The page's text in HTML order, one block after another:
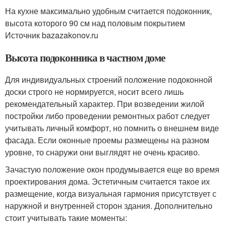
На кухне максимально удобным считается подоконник,
высота которого 90 см над половым покрытием
Источник bazazakonov.ru
Высота подоконника в частном доме
Для индивидуальных строений положение подоконной
доски строго не нормируется, носит всего лишь
рекомендательный характер. При возведении жилой
постройки либо проведении ремонтных работ следует
учитывать личный комфорт, но помнить о внешнем виде
фасада. Если оконные проемы размещены на разном
уровне, то снаружи они выглядят не очень красиво.
Зачастую положение окон продумывается еще во время
проектирования дома. Эстетичным считается такое их
размещение, когда визуальная гармония присутствует с
наружной и внутренней сторон здания. Дополнительно
стоит учитывать такие моменты: